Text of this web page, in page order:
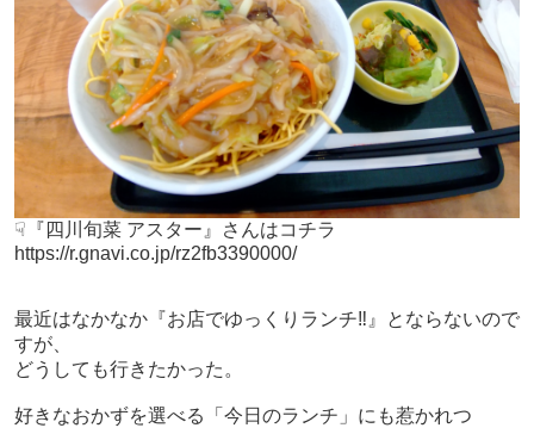
☟『四川旬菜 アスター』さんはコチラ
https://r.gnavi.co.jp/rz2fb3390000/
最近はなかなか『お店でゆっくり ランチ‼』とならないので
すが、
どうしても行きたかった。
好きなおかずを選べる「今日のランチ」にも惹かれつ